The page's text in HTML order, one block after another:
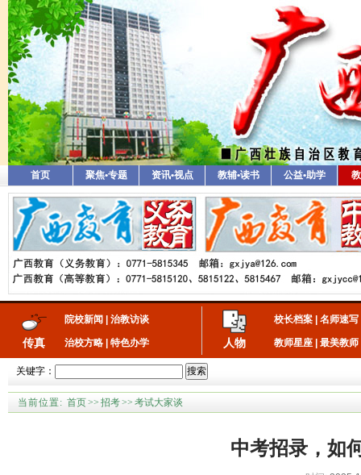
首页 聚焦•专题 资讯•视点 教辅•读书 公益•助学
传真
院校新闻 治教访谈
治校方略 特色办学 人物
校长档案 名师速写
教师星座 最美教师
关键字： 搜索
当前位置: 首页>> 招考>> 考试大家谈
中考招录，如